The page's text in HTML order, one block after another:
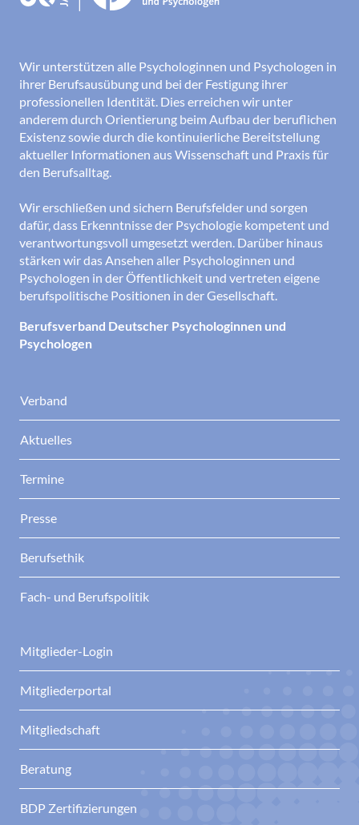
Wir unterstützen alle Psychologinnen und Psychologen in
ihrer Berufsausübung und bei der Festigung ihrer
professionellen Identität. Dies erreichen wir unter
anderem durch Orientierung beim Aufbau der beruflichen
Existenz sowie durch die kontinuierliche Bereitstellung
aktueller Informationen aus Wissenschaft und Praxis für
den Berufsalltag.
Wir erschließen und sichern Berufsfelder und sorgen
dafür, dass Erkenntnisse der Psychologie kompetent und
verantwortungsvoll umgesetzt werden. Darüber hinaus
stärken wir das Ansehen aller Psychologinnen und
Psychologen in der Öffentlichkeit und vertreten eigene
berufspolitische Positionen in der Gesellschaft.
Berufsverband Deutscher Psychologinnen und
Psychologen
Verband
Aktuelles
Termine
Presse
Berufsethik
Fach- und Berufspolitik
Mitglieder-Login
Mitgliederportal
Mitgliedschaft
Beratung
BDP Zertifizierungen